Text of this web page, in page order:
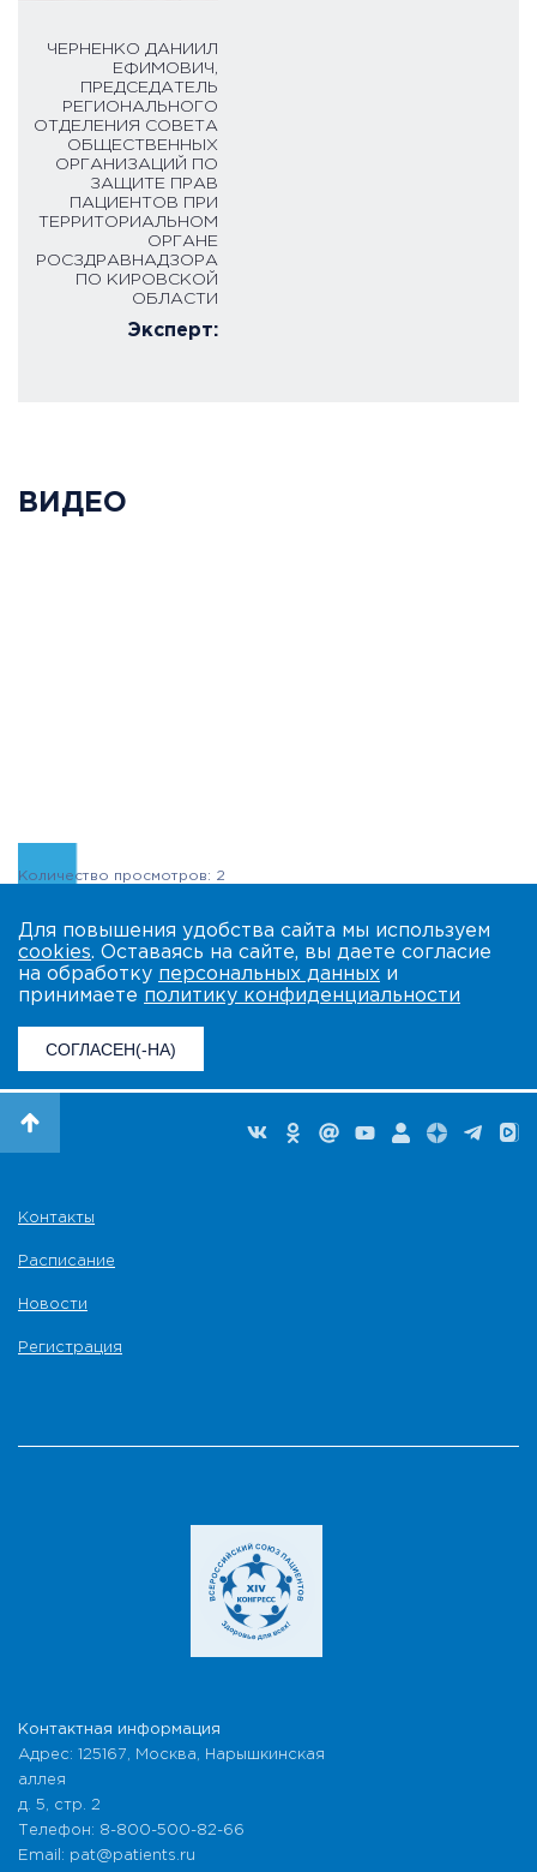
ЧЕРНЕНКО ДАНИИЛ
ЕФИМОВИЧ,
ПРЕДСЕДАТЕЛЬ
РЕГИОНАЛЬНОГО
ОТДЕЛЕНИЯ СОВЕТА
ОБЩЕСТВЕННЫХ
ОРГАНИЗАЦИЙ ПО
ЗАЩИТЕ ПРАВ
ПАЦИЕНТОВ ПРИ
ТЕРРИТОРИАЛЬНОМ
ОРГАНЕ
РОСЗДРАВНАДЗОРА
ПО КИРОВСКОЙ
ОБЛАСТИ
Эксперт:
ВИДЕО
Количество просмотров: 2
Для повышения удобства сайта мы используем
cookies. Оставаясь на сайте, вы даете согласие
на обработку персональных данных и
принимаете политику конфиденциальности
СОГЛАСЕН(-НА)
Контакты
Расписание
Новости
Регистрация
Контактная информация
Адрес: 125167, Москва, Нарышкинская
аллея
д. 5, стр. 2
Телефон: 8-800-500-82-66
Email: pat@patients.ru